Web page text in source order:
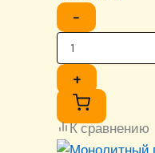
−
+
К сравнению